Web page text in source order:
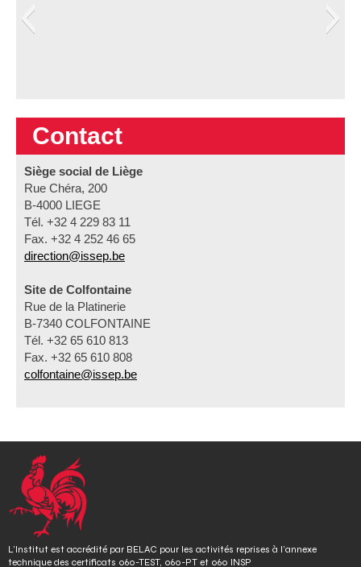
Contact
Siège social de Liège
Rue Chéra, 200
B-4000 LIEGE
Tél. +32 4 229 83 11
Fax. +32 4 252 46 65
direction@issep.be
Site de Colfontaine
Rue de la Platinerie
B-7340 COLFONTAINE
Tél. +32 65 610 813
Fax. +32 65 610 808
colfontaine@issep.be
L’Institut est accrédité par BELAC pour les activités reprises à l’annexe
technique des certificats 060-TEST, 060-PT et 060 INSP